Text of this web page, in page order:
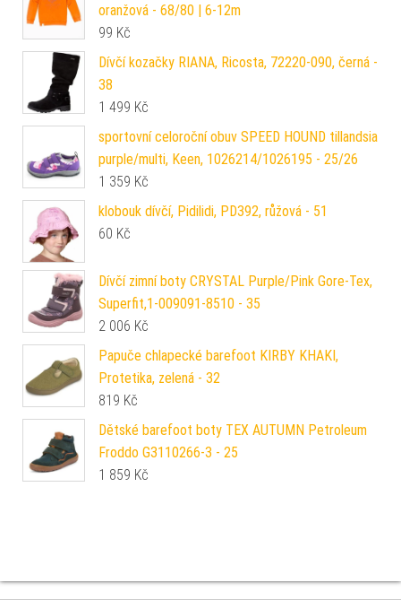
oranžová - 68/80 | 6-12m
99 Kč
Dívčí kozačky RIANA, Ricosta, 72220-090, černá -
38
1 499 Kč
sportovní celoroční obuv SPEED HOUND tillandsia
purple/multi, Keen, 1026214/1026195 - 25/26
1 359 Kč
klobouk dívčí, Pidilidi, PD392, růžová - 51
60 Kč
Dívčí zimní boty CRYSTAL Purple/Pink Gore-Tex,
Superfit,1-009091-8510 - 35
2 006 Kč
Papuče chlapecké barefoot KIRBY KHAKI,
Protetika, zelená - 32
819 Kč
Dětské barefoot boty TEX AUTUMN Petroleum
Froddo G3110266-3 - 25
1 859 Kč